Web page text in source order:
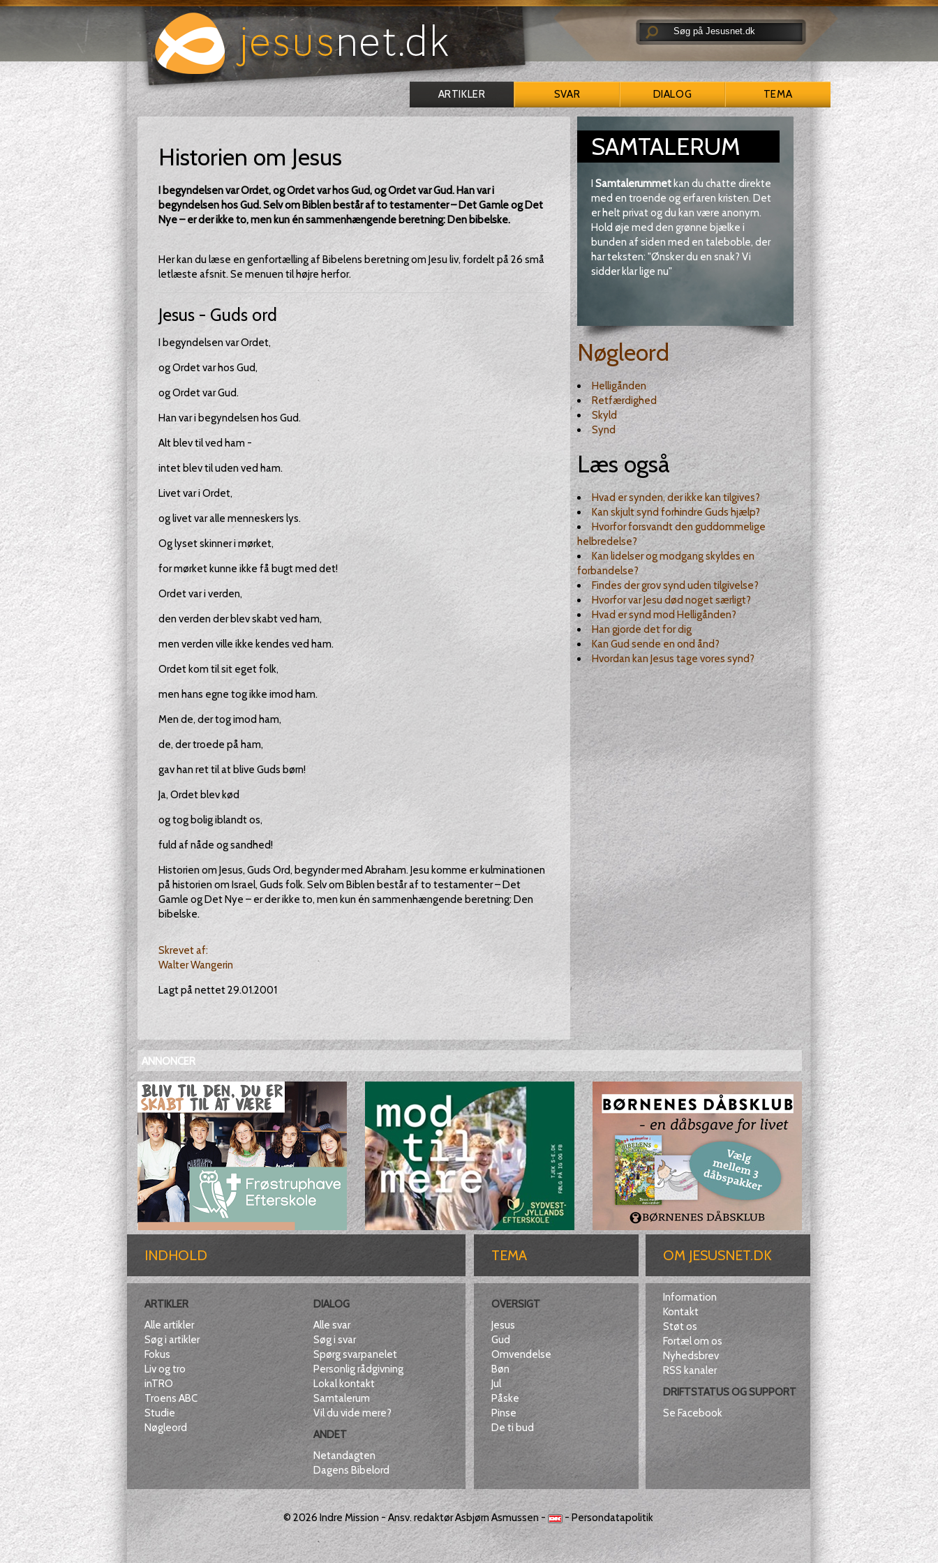
ARTIKLER SVAR DIALOG TEMA
Historien om Jesus
I begyndelsen var Ordet, og Ordet var hos Gud, og Ordet var Gud. Han var i
begyndelsen hos Gud. Selv om Biblen består af to testamenter – Det Gamle og Det
Nye – er der ikke to, men kun én sammenhængende beretning: Den bibelske.
Her kan du læse en genfortælling af Bibelens beretning om Jesu liv, fordelt på 26 små
letlæste afsnit. Se menuen til højre herfor.
Jesus - Guds ord
I begyndelsen var Ordet,
og Ordet var hos Gud,
og Ordet var Gud.
Han var i begyndelsen hos Gud.
Alt blev til ved ham -
intet blev til uden ved ham.
Livet var i Ordet,
og livet var alle menneskers lys.
Og lyset skinner i mørket,
for mørket kunne ikke få bugt med det!
Ordet var i verden,
den verden der blev skabt ved ham,
men verden ville ikke kendes ved ham.
Ordet kom til sit eget folk,
men hans egne tog ikke imod ham.
Men de, der tog imod ham,
de, der troede på ham,
gav han ret til at blive Guds børn!
Ja, Ordet blev kød
og tog bolig iblandt os,
fuld af nåde og sandhed!
Historien om Jesus, Guds Ord, begynder med Abraham. Jesu komme er kulminationen
på historien om Israel, Guds folk. Selv om Biblen består af to testamenter – Det
Gamle og Det Nye – er der ikke to, men kun én sammenhængende beretning: Den
bibelske.
Skrevet af:
Walter Wangerin
Lagt på nettet 29.01.2001
SAMTALERUM
I Samtalerummetkan du chatte direkte
med en troende og erfaren kristen. Det
er helt privat og du kan være anonym.
Hold øje med den grønne bjælke i
bunden af siden med en taleboble, der
har teksten: "Ønsker du en snak? Vi
sidder klar lige nu"
Nøgleord
Helligånden
Retfærdighed
Skyld
Synd
Læs også
Hvad er synden, der ikke kan tilgives?
Kan skjult synd forhindre Guds hjælp?
Hvorfor forsvandt den guddommelige
helbredelse?
Kan lidelser og modgang skyldes en
forbandelse?
Findes der grov synd uden tilgivelse?
Hvorfor var Jesu død noget særligt?
Hvad er synd mod Helligånden?
Han gjorde det for dig
Kan Gud sende en ond ånd?
Hvordan kan Jesus tage vores synd?
ANNONCER
INDHOLD
ARTIKLER
Alle artikler
Søg i artikler
Fokus
Liv og tro
inTRO
Troens ABC
Studie
Nøgleord
DIALOG
Alle svar
Søg i svar
Spørg svarpanelet
Personlig rådgivning
Lokal kontakt
Samtalerum
Vil du vide mere?
ANDET
Netandagten
Dagens Bibelord
TEMA
OVERSIGT
Jesus
Gud
Omvendelse
Bøn
Jul
Påske
Pinse
De ti bud
OM JESUSNET.DK
Information
Kontakt
Støt os
Fortæl om os
Nyhedsbrev
RSS kanaler
DRIFTSTATUS OG SUPPORT
Se Facebook
© 2026Indre Mission - Ansv. redaktør Asbjørn Asmussen - -Persondatapolitik